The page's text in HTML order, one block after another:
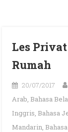
Les
Rumah
20/07/2017
Arab, Bahasa
Inggris, Bahasa
Mandarin,